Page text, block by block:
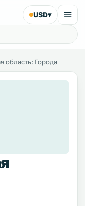
USD▾
область: Города